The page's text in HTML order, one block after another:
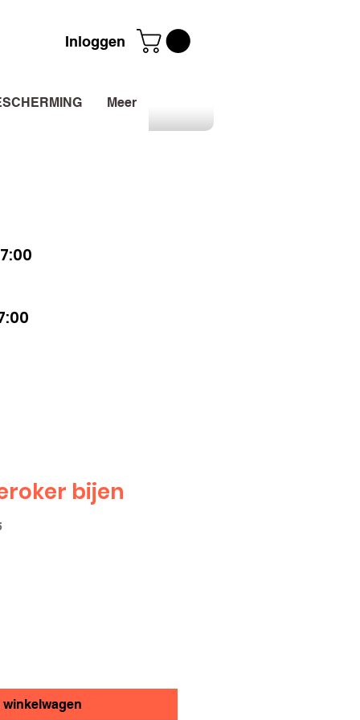
Inloggen
Meer
bijen
winkelwagen